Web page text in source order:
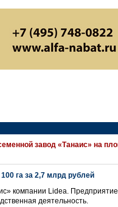
завод «Танаис» на
га за 2,7 млрд рублей
компании Lidea.
деятельность.